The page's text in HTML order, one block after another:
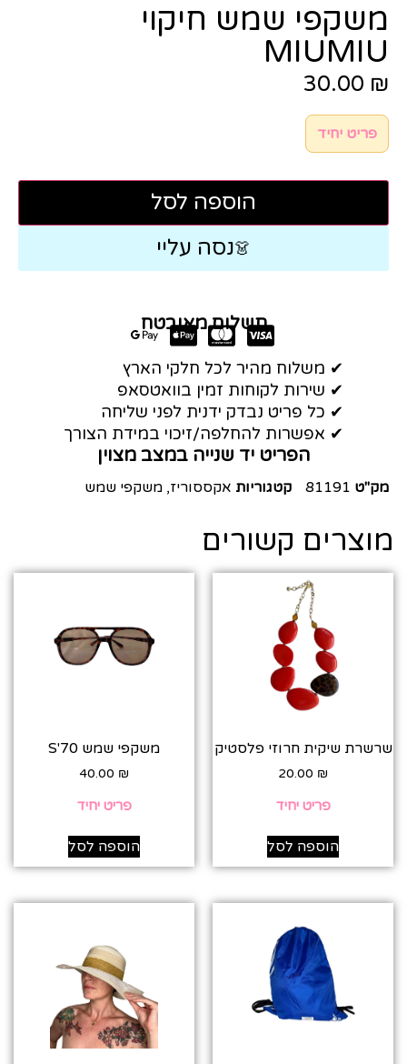
משקפי שמש חיקוי
MIUMIU
30.00 ₪
פריט יחיד
הוספה לסל
👗נסה עליי
תשלום מאובטח
✔ משלוח מהיר לכל חלקי הארץ
✔ שירות לקוחות זמין בוואטסאפ
✔ כל פריט נבדק ידנית לפני שליחה
✔ אפשרות להחלפה/זיכוי במידת הצורך
הפריט יד שנייה במצב מצוין
מק"ט 81191 קטגוריות אקססוריז, משקפי שמש
מוצרים קשורים
שרשרת שיקית חרוזי פלסטיק
20.00 ₪
פריט יחיד
הוספה לסל
משקפי שמש 70'S
40.00 ₪
פריט יחיד
הוספה לסל